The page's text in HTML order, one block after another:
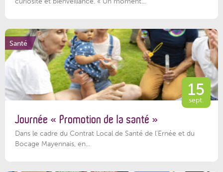
Santé
15
sept.
Journée « Promotion de la santé »
Dans le cadre du Contrat Local de Santé de l’Ernée et du
Bocage Mayennais, en...